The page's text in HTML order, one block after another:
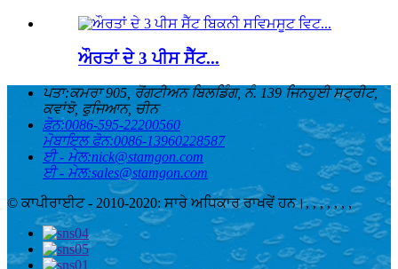
ਔਰਤਾਂ ਦੇ 3 ਪੀਸ ਸੈੱਟ...
ਪਤਾ:ਕਮਰਾ 905, ਰੋਂਗਟੀਅਨ ਬਿਲਡਿੰਗ, ਨੰ. 139 ਜਿਨਹੁਈ ਸਟ੍ਰੀਟ,
ਕਵਾਂਝੋ, ਫੁਜਿਆਨ, ਚੀਨ
ਫ਼ੋਨ:0086-595-22200560
ਮੋਬਾਇਲ ਫੋਨ:0086-13960228587
ਈ - ਮੇਲ:nick@stamgon.com
ਈ - ਮੇਲ:sales@stamgon.com
© ਕਾਪੀਰਾਈਟ - 2010-2020: ਸਾਰੇ ਅਧਿਕਾਰ ਰਾਖਵੇਂ ਹਨ।, , , , , , ,